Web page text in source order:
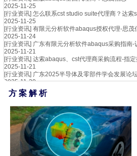
2025-11-25
[行业资讯] 怎么联系cst studio suite代理商？达索
2025-11-25
[行业资讯] 有限元分析软件abaqus授权代理-思茂
2025-11-24
[行业资讯] 广东有限元分析软件abaqus采购指南-
2025-11-21
[行业资讯] 达索abaqus、cst代理商采购流程-指
2025-11-21
[行业资讯] 广东2025半导体及零部件学会发展论
2025-11-20
方 案 解 析